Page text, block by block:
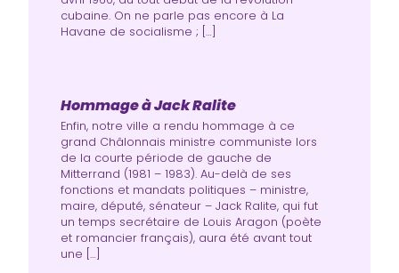
cubaine. On ne parle pas encore à La
Havane de socia­lisme ; […]
Hommage à Jack Ralite
Enfin, notre ville a rendu hommage à ce
grand Châlonnais ministre communiste lors
de la courte période de gauche de
Mitterrand (1981 – 1983). Au-delà de ses
fonctions et mandats politiques – ministre,
maire, député, sénateur – Jack Ralite, qui fut
un temps secrétaire de Louis Aragon (poète
et romancier français), aura été avant tout
une […]